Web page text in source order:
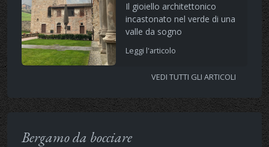
Il gioiello architettonico
incastonato nel verde di una
valle da sogno
Leggi l'articolo
VEDI TUTTI GLI ARTICOLI
Bergamo da bocciare